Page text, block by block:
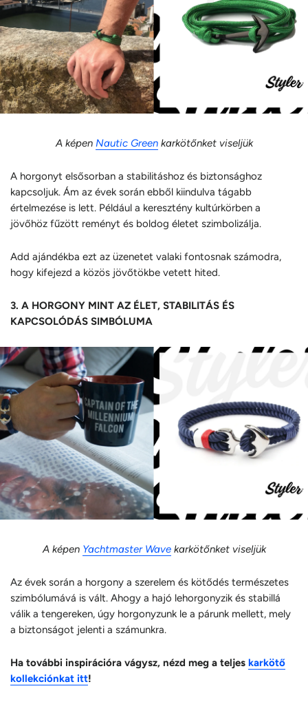
A képen Nautic Greenkarkötőnket viseljük
A horgonyt elsősorban a stabilitáshoz és biztonsághoz
kapcsoljuk. Ám az évek során ebből kiindulva tágabb
értelmezése is lett. Például a keresztény kultúrkörben a
jövőhöz fűzött reményt és boldog életet szimbolizálja.
Add ajándékba ezt az üzenetet valaki fontosnak számodra,
hogy kifejezd a közös jövőtökbe vetett hited.
3. A HORGONY MINT AZ ÉLET, STABILITÁS ÉS
KAPCSOLÓDÁS SIMBÓLUMA
A képen Yachtmaster Wavekarkötőnket viseljük
Az évek során a horgony a szerelem és kötődés természetes
szimbólumává is vált. Ahogy a hajó lehorgonyzik és stabillá
válik a tengereken, úgy horgonyzunk le a párunk mellett, mely
a biztonságot jelenti a számunkra.
Ha további inspirációra vágysz, nézd meg a teljes karkötő
kollekciónkat itt!